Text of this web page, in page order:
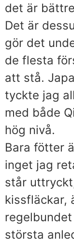
det är
Det är
gör det
de flesta
att stå.
tyckte jag
med både
hög nivå.
Bara fötter
inget jag
står
kissfläckar,
största